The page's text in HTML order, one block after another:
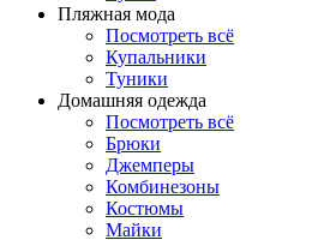
Пляжная мода
Посмотреть всё
Купальники
Туники
Домашняя одежда
Посмотреть всё
Брюки
Джемперы
Комбинезоны
Костюмы
Майки